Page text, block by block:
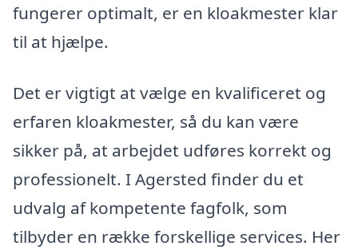
fungerer optimalt, er en kloakmester klar
til at hjælpe.
Det er vigtigt at vælge en kvalificeret og
erfaren kloakmester, så du kan være
sikker på, at arbejdet udføres korrekt og
professionelt. I Agersted finder du et
udvalg af kompetente fagfolk, som
tilbyder en række forskellige services. Her